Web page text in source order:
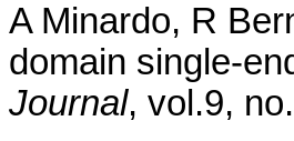
A Minardo, R
domain single-
Journal, vol.9,